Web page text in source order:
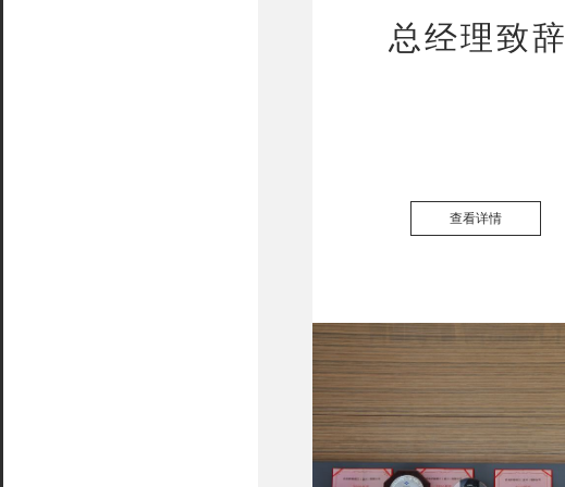
总经理致辞
查看详情